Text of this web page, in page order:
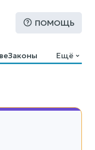
ПОМОЩЬ
Законы
Ещё